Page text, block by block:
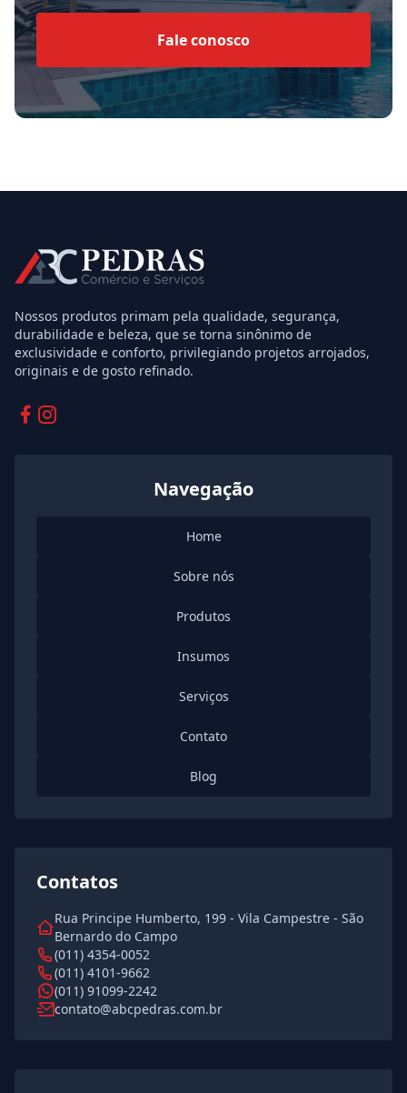
Fale conosco
Nossos produtos primam pela qualidade, segurança,
durabilidade e beleza, que se torna sinônimo de
exclusividade e conforto, privilegiando projetos arrojados,
originais e de gosto refinado.
Facebook
Navegação
Home
Sobre nós
Produtos
Insumos
Serviços
Contato
Blog
Contatos
Rua Principe Humberto, 199 - Vila Campestre - São
Bernardo do Campo
(011) 4354-0052
(011) 4101-9662
(011) 91099-2242
contato@abcpedras.com.br